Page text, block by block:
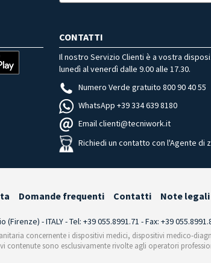
CONTATTI
Il nostro Servizio Clienti è a vostra
lunedì al venerdì dalle 9.00 alle 17.30.
Numero Verde gratuito 800 90 40 55
WhatsApp +39 334 639 8180
Email clienti@tecniwork.it
Richiedi un contatto con l'Agente di
Domande frequenti Contatti Note legali
- ITALY - Tel: +39 055.8991.71 - Fax: +39
concernente i dispositivi medici, dispositivi medico-
contenute sono esclusivamente rivolte agli operatori